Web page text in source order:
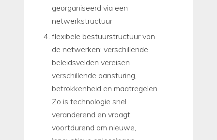
georganiseerd via een
netwerkstructuur
flexibele bestuurstructuur van
de netwerken: verschillende
beleidsvelden vereisen
verschillende aansturing,
betrokkenheid en maatregelen.
Zo is technologie snel
veranderend en vraagt
voortdurend om nieuwe,